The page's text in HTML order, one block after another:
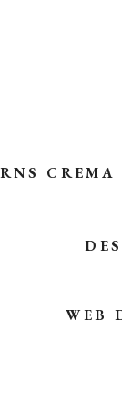
CREMA
WEB